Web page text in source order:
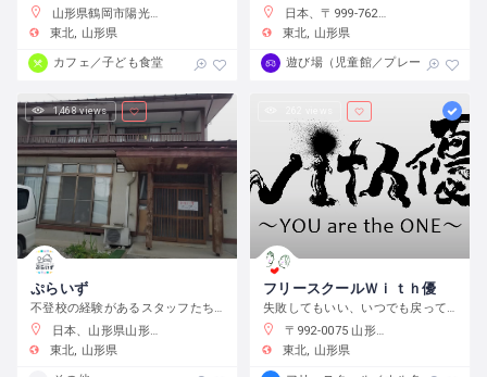
山形県鶴岡市陽光町１０−３６
東北
山形県
カフェ／子ども食堂
日本、〒999-7621 山形県鶴岡市長沼字宮前163番地
東北
山形県
遊び場（児童館／プレーパーク）
1,468 views
ぷらいず
不登校の経験があるスタッフたちが運営している居場所です。気軽に立ち寄ってね！
日本、山形県山形市銅町１−３−３５
東北
山形県
フリースクールＷｉｔｈ優
失敗してもいい、いつでも戻って来れる場所
〒992-0075 山形県米沢市 山形県米沢市赤芝町川添1884
東北
山形県